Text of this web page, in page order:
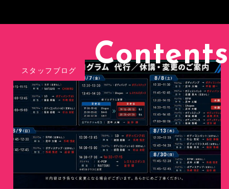
Contents
スタッフブログ